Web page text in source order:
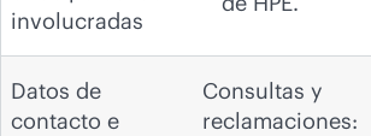
involucradas
Datos de
contacto e
Consultas y
reclamaciones: